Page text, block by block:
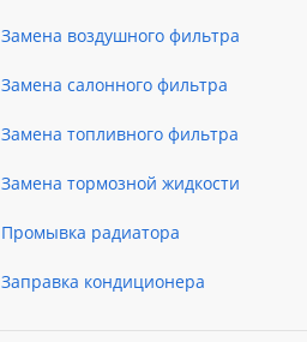
Замена воздушного фильтра
Замена салонного фильтра
Замена топливного фильтра
Замена тормозной жидкости
Промывка радиатора
Заправка кондиционера